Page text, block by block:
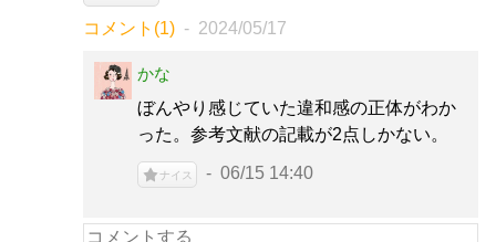
コメント(1) 2024/05/17
かな
ぼんやり感じていた違和感の正体がわか
った。参考文献の記載が2点しかない。
ナイス 06/15 14:40